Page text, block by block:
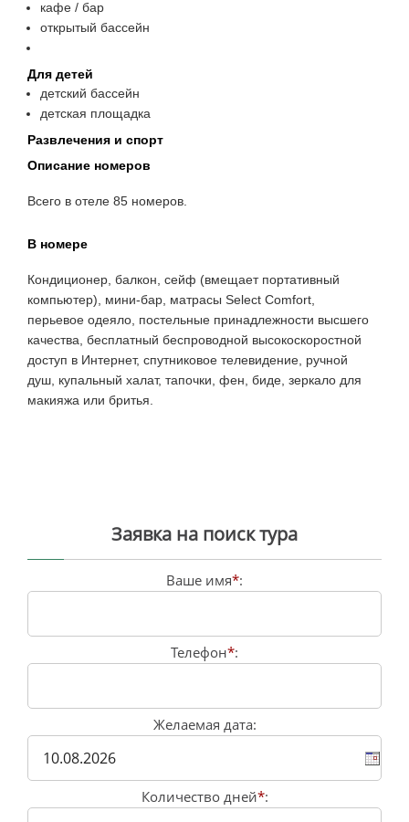
кафе / бар
открытый бассейн
Для детей
детский бассейн
детская площадка
Развлечения и спорт
Описание номеров
Всего в отеле 85 номеров.
В номере
Кондиционер, балкон, сейф (вмещает портативный
компьютер), мини-бар, матрасы Select Comfort,
перьевое одеяло, постельные принадлежности высшего
качества, бесплатный беспроводной высокоскоростной
доступ в Интернет, спутниковое телевидение, ручной
душ, купальный халат, тапочки, фен, биде, зеркало для
макияжа или бритья.
Заявка на поиск тура
Ваше имя*:
Телефон*:
Желаемая дата:
Количество дней*: